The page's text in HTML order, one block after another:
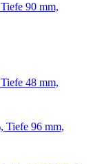
90 mm,
48 mm,
Tiefe 96 mm,